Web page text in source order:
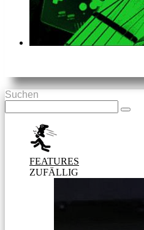
Suchen
FEATURES
ZUFÄLLIG